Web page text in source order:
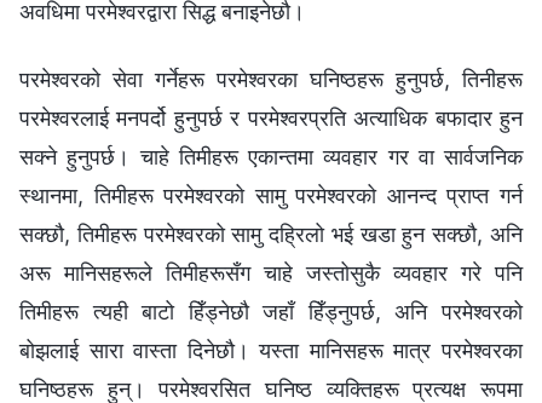
अवधिमा परमेश्‍वरद्वारा सिद्ध बनाइनेछौ।
परमेश्‍वरको सेवा गर्नेहरू परमेश्‍वरका घनिष्ठहरू हुनुपर्छ, तिनीहरू
परमेश्‍वरलाई मनपर्दो हुनुपर्छ र परमेश्‍वरप्रति अत्याधिक बफादार हुन
सक्ने हुनुपर्छ। चाहे तिमीहरू एकान्तमा व्यवहार गर वा सार्वजनिक
स्थानमा, तिमीहरू परमेश्‍वरको सामु परमेश्‍वरको आनन्द प्राप्त गर्न
सक्छौ, तिमीहरू परमेश्‍वरको सामु दह्रिलो भई खडा हुन सक्छौ, अनि
अरू मानिसहरूले तिमीहरूसँग चाहे जस्तोसुकै व्यवहार गरे पनि
तिमीहरू त्यही बाटो हिँड्नेछौ जहाँ हिँड्नुपर्छ, अनि परमेश्‍वरको
बोझलाई सारा वास्ता दिनेछौ। यस्ता मानिसहरू मात्र परमेश्‍वरका
घनिष्ठहरू हुन्। परमेश्‍वरसित घनिष्ठ व्यक्तिहरू प्रत्यक्ष रूपमा